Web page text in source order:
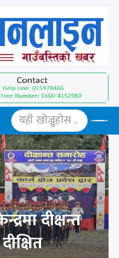
दीक्षन्त